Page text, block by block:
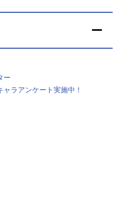
ー
ラアンケート実施中！